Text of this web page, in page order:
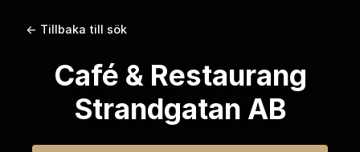
← Tillbaka till sök
Café & Restaurang
Strandgatan AB